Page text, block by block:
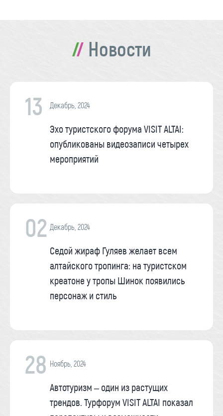
Новости
13 Декабрь, 2024
Эхо туристского форума VISIT ALTAI:
опубликованы видеозаписи четырех
мероприятий
02 Декабрь, 2024
Седой жираф Гуляев желает всем
алтайского тропинга: на туристском
креатоне у тропы Шинок появились
персонаж и стиль
28 Ноябрь, 2024
Автотуризм – один из растущих
трендов. Турфорум VISIT ALTAI показал